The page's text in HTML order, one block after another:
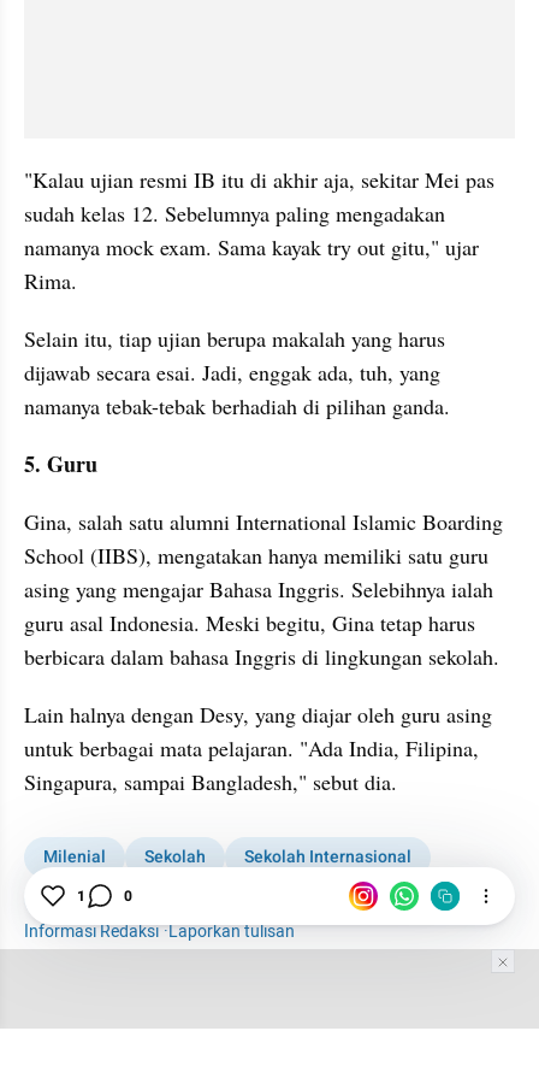
"Kalau ujian resmi IB itu di akhir aja, sekitar Mei pas
sudah kelas 12. Sebelumnya paling mengadakan
namanya mock exam. Sama kayak try out gitu," ujar
Rima.
Selain itu, tiap ujian berupa makalah yang harus
dijawab secara esai. Jadi, enggak ada, tuh, yang
namanya tebak-tebak berhadiah di pilihan ganda.
5. Guru
Gina, salah satu alumni International Islamic Boarding
School (IIBS), mengatakan hanya memiliki satu guru
asing yang mengajar Bahasa Inggris. Selebihnya ialah
guru asal Indonesia. Meski begitu, Gina tetap harus
berbicara dalam bahasa Inggris di lingkungan sekolah.
Lain halnya dengan Desy, yang diajar oleh guru asing
untuk berbagai mata pelajaran. "Ada India, Filipina,
Singapura, sampai Bangladesh," sebut dia.
Milenial Sekolah
Sekolah Internasional
Sekolah Formal
Informasi Redaksi·Laporkan tulisan
1 0